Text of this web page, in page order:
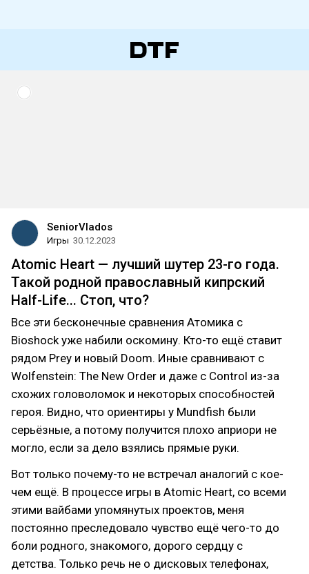
SeniorVlados
Игры 30.12.2023
Atomic Heart — лучший шутер 23-го года.
Такой родной православный кипрский
Half-Life... Стоп, что?
Все эти бесконечные сравнения Атомика с
Bioshock уже набили оскомину. Кто-то ещё ставит
рядом Prey и новый Doom. Иные сравнивают с
Wolfenstein: The New Order и даже с Control из-за
схожих головоломок и некоторых способностей
героя. Видно, что ориентиры у Mundfish были
серьёзные, а потому получится плохо априори не
могло, если за дело взялись прямые руки.
Вот только почему-то не встречал аналогий с кое-
чем ещё. В процессе игры в Atomic Heart, со всеми
этими вайбами упомянутых проектов, меня
постоянно преследовало чувство ещё чего-то до
боли родного, знакомого, дорого сердцу с
детства. Только речь не о дисковых телефонах,